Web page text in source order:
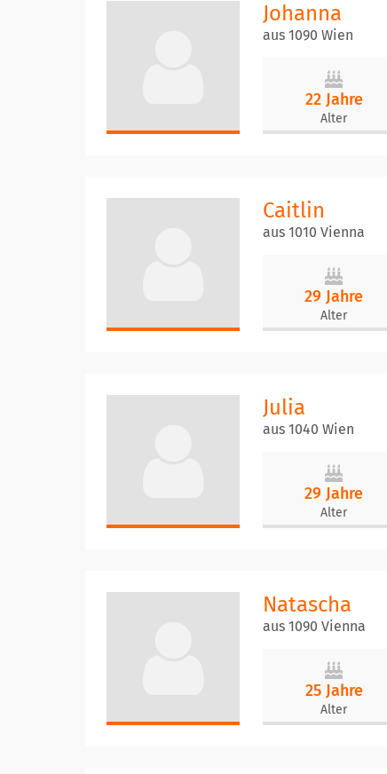
Johanna
aus 1090 Wien
22 Jahre
Alter
Caitlin
aus 1010 Vienna
29 Jahre
Alter
Julia
aus 1040 Wien
29 Jahre
Alter
Natascha
aus 1090 Vienna
25 Jahre
Alter